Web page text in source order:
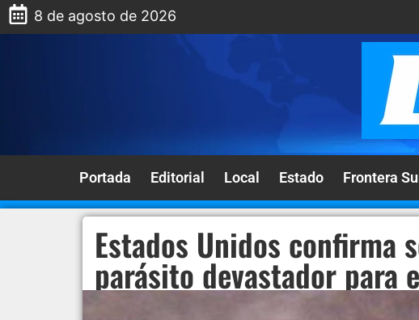
8 de agosto de 2026
Portada Editorial Local Estado Frontera
Estados Unidos confirma
parásito devastador para